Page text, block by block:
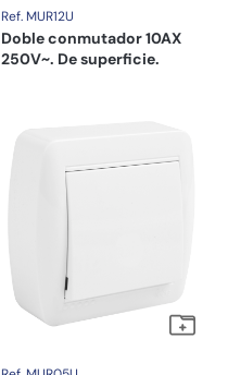
Ref. MUR12U
Doble conmutador 10AX
250V~. De superficie.